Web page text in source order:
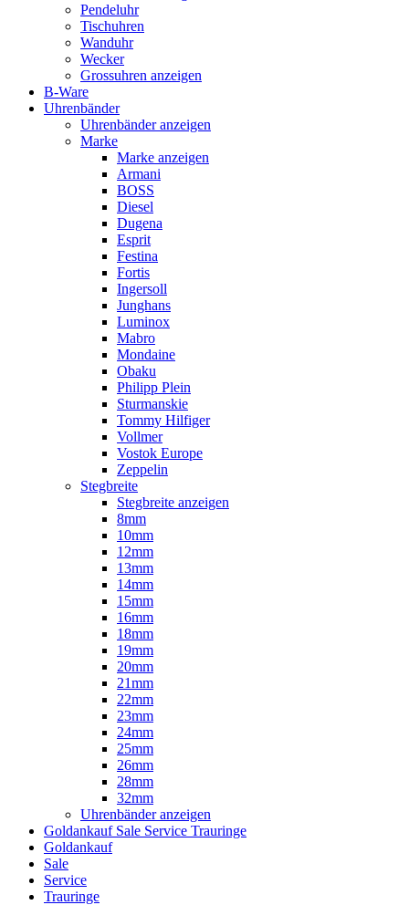
Pendeluhr
Tischuhren
Wanduhr
Wecker
Grossuhren anzeigen
B-Ware
Uhrenbänder
Uhrenbänder anzeigen
Marke
Marke anzeigen
Armani
BOSS
Diesel
Dugena
Esprit
Festina
Fortis
Ingersoll
Junghans
Luminox
Mabro
Mondaine
Obaku
Philipp Plein
Sturmanskie
Tommy Hilfiger
Vollmer
Vostok Europe
Zeppelin
Stegbreite
Stegbreite anzeigen
8mm
10mm
12mm
13mm
14mm
15mm
16mm
18mm
19mm
20mm
21mm
22mm
23mm
24mm
25mm
26mm
28mm
32mm
Uhrenbänder anzeigen
Goldankauf Sale Service Trauringe
Goldankauf
Sale
Service
Trauringe